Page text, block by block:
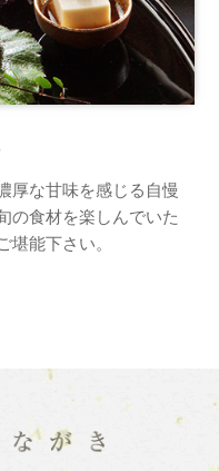
厚な甘味を感じる自慢
の食材を楽しんでいた
堪能下さい。